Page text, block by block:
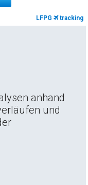
LFPG tracking
anhand
und